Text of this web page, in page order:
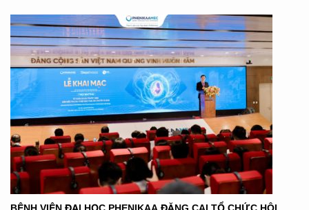
BỆNH VIỆN ĐẠI HỌC PHENIKAA ĐĂNG CAI TỔ CHỨC HỘI